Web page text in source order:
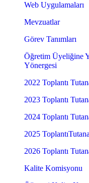
Web Uygulamaları
Mevzuatlar
Görev Tanımları
Öğretim Üyeliğine
Yönergesi
2022 Toplantı
2023 Toplantı
2024 Toplantı
2025
2026 Toplantı
Kalite Komisyonu